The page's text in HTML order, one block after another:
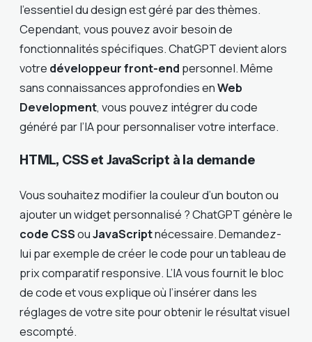
l’essentiel du design est géré par des thèmes.
Cependant, vous pouvez avoir besoin de
fonctionnalités spécifiques. ChatGPT devient alors
votre développeur front-end personnel. Même
sans connaissances approfondies enWeb
Development, vous pouvez intégrer du code
généré par l’IA pour personnaliser votre interface.
HTML, CSS et JavaScript à la demande
Vous souhaitez modifier la couleur d’un bouton ou
ajouter un widget personnalisé ? ChatGPT génère le
code CSSouJavaScriptnécessaire. Demandez-
lui par exemple de créer le code pour un tableau de
prix comparatif responsive. L’IA vous fournit le bloc
de code et vous explique où l’insérer dans les
réglages de votre site pour obtenir le résultat visuel
escompté.